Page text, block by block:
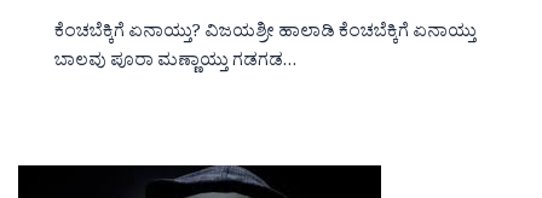
ಕೆಂಚಬೆಕ್ಕಿಗೆ ಏನಾಯ್ತು? ವಿಜಯಶ್ರೀ ಹಾಲಾಡಿ ಕೆಂಚಬೆಕ್ಕಿಗೆ ಏನಾಯ್ತು
ಬಾಲವು ಪೂರಾ ಮಣ್ಣಾಯ್ತು ಗಡಗಡ…